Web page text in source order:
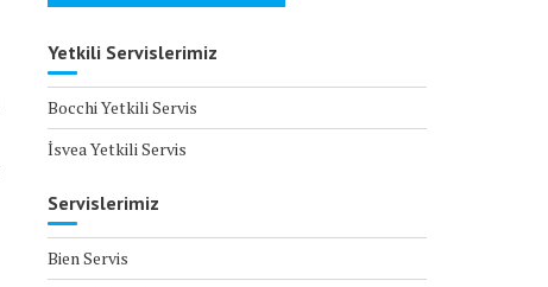
Yetkili Servislerimiz
Bocchi Yetkili Servis
İsvea Yetkili Servis
Servislerimiz
Bien Servis